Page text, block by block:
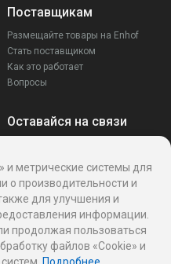
Поставщикам
Размещайте товары на Enhof
Стать поставщиком
Как это работает
Вопросы
Оставайся на связи
метрические системы для
о производительности и
для улучшения и
информации.
продолжая пользоваться
файлов «Cookie» и